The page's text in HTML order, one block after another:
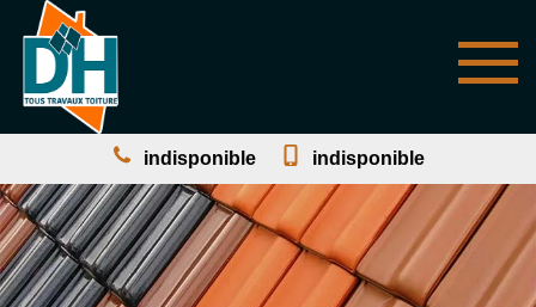
indisponible indisponible